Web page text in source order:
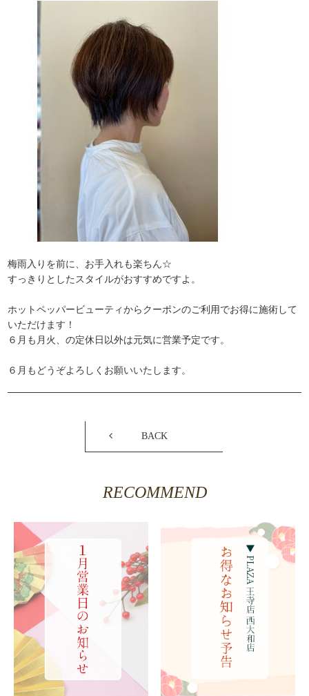
梅雨入りを前に、お手入れも楽ちん☆
すっきりとしたスタイルがおすすめですよ。
ホットペッパービューティからクーポンのご利用でお得に施術して
いただけます！
６月も月火、の定休日以外は元気に営業予定です。
６月もどうぞよろしくお願いいたします。
BACK
RECOMMEND